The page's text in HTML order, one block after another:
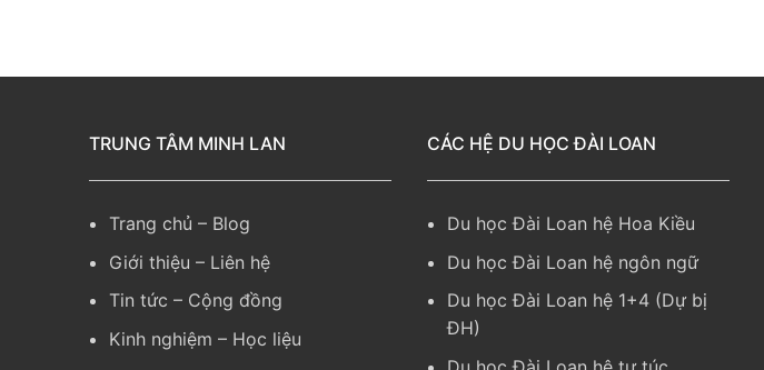
TRUNG TÂM MINH LAN
Trang chủ – Blog
Giới thiệu – Liên hệ
Tin tức – Cộng đồng
Kinh nghiệm – Học liệu
CÁC HỆ DU HỌC ĐÀI LOAN
Du học Đài Loan hệ Hoa Kiều
Du học Đài Loan hệ ngôn ngữ
Du học Đài Loan hệ 1+4 (Dự bị
ĐH)